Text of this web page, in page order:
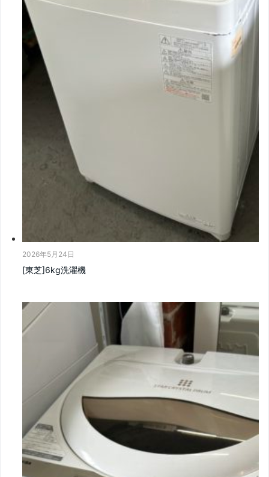
2026年5月24日
[東芝]6kg洗濯機